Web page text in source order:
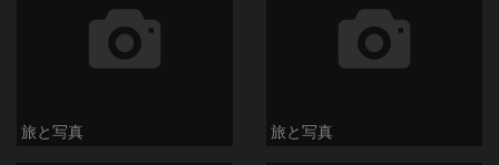
旅と写真 旅と写真